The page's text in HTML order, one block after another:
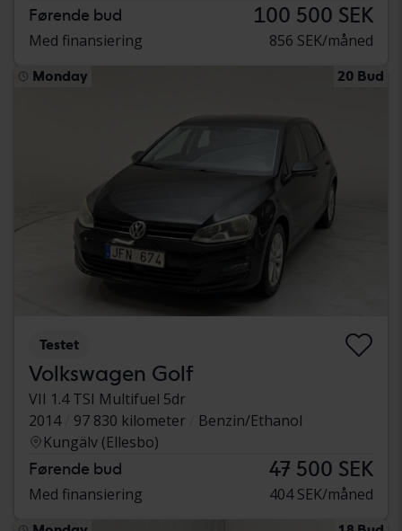
Førende bud 100 500 SEK
Med finansiering 856 SEK/måned
Monday 20 Bud
Testet
Volkswagen Golf
VII 1.4 TSI Multifuel 5dr
2014
97 830 kilometer
Benzin/Ethanol
Kungälv (Ellesbo)
Førende bud 47 500 SEK
Med finansiering 404 SEK/måned